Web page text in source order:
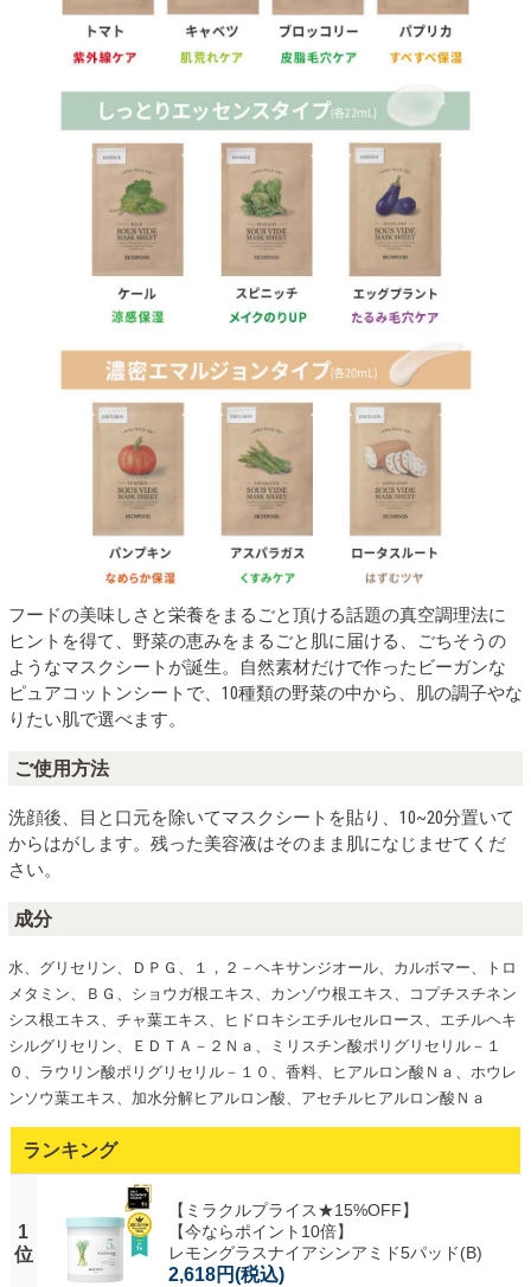
フードの美味しさと栄養をまるごと頂ける話題の真空調理法に
ヒントを得て、野菜の恵みをまるごと肌に届ける、ごちそうの
ようなマスクシートが誕生。自然素材だけで作ったビーガンな
ピュアコットンシートで、10種類の野菜の中から、肌の調子やな
りたい肌で選べます。
ご使用方法
洗顔後、目と口元を除いてマスクシートを貼り、10~20分置いて
からはがします。残った美容液はそのまま肌になじませてくだ
さい。
成分
水、グリセリン、ＤＰＧ、１，２－ヘキサンジオール、カルボマー、トロ
メタミン、ＢＧ、ショウガ根エキス、カンゾウ根エキス、コプチスチネン
シス根エキス、チャ葉エキス、ヒドロキシエチルセルロース、エチルヘキ
シルグリセリン、ＥＤＴＡ－２Ｎａ、ミリスチン酸ポリグリセリル－１
０、ラウリン酸ポリグリセリル－１０、香料、ヒアルロン酸Ｎａ、ホウレ
ンソウ葉エキス、加水分解ヒアルロン酸、アセチルヒアルロン酸Ｎａ
ランキング
1
位
【ミラクルプライス★15%OFF】
【今ならポイント10倍】
レモングラスナイアシンアミド5パッド(B)
2,618円(税込)